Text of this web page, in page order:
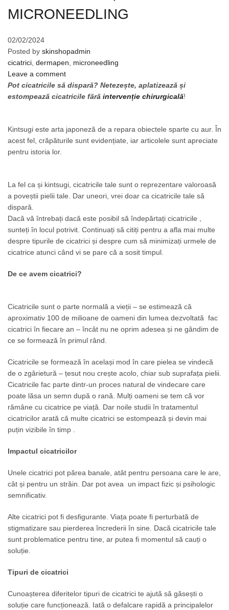
MICRONEEDLING
02/02/2024
Posted by skinshopadmin
cicatrici dermapen
microneedling
Leave a comment
Pot cicatricile să dispară? Netezește, aplatizează și
estompează cicatricile fără intervenție chirurgicală!
Kintsugi este arta japoneză de a repara obiectele sparte cu aur. În
acest fel, crăpăturile sunt evidențiate, iar articolele sunt apreciate
pentru istoria lor.
La fel ca și kintsugi, cicatricile tale sunt o reprezentare valoroasă
a poveștii pielii tale. Dar uneori, vrei doar ca cicatricile tale să
dispară.
Dacă vă întrebați dacă este posibil să îndepărtați cicatricile ,
sunteți în locul potrivit. Continuați să citiți pentru a afla mai multe
despre tipurile de cicatrici și despre cum să minimizați urmele de
cicatrice atunci când vi se pare că a sosit timpul.
De ce avem cicatrici?
Cicatricile sunt o parte normală a vieții – se estimează că
aproximativ 100 de milioane de oameni din lumea dezvoltată fac
cicatrici în fiecare an – încât nu ne oprim adesea și ne gândim de
ce se formează în primul rând.
Cicatricile se formează în același mod în care pielea se vindecă
de o zgârietură – țesut nou crește acolo, chiar sub suprafața pielii.
Cicatricile fac parte dintr-un proces natural de vindecare care
poate lăsa un semn după o rană. Mulți oameni se tem că vor
rămâne cu cicatrice pe viață. Dar noile studii în tratamentul
cicatricilor arată că multe cicatrici se estompează și devin mai
puțin vizibile în timp .
Impactul cicatricilor
Unele cicatrici pot părea banale, atât pentru persoana care le are,
cât și pentru un străin. Dar pot avea un impact fizic și psihologic
semnificativ.
Alte cicatrici pot fi desfigurante. Viața poate fi perturbată de
stigmatizare sau pierderea încrederii în sine. Dacă cicatricile tale
sunt problematice pentru tine, ar putea fi momentul să cauți o
soluție.
Tipuri de cicatrici
Cunoașterea diferitelor tipuri de cicatrici te ajută să găsești o
soluție care funcționează. Iată o defalcare rapidă a principalelor